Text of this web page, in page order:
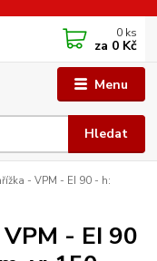
Menu
Hledat
0 ks
za 0 Kč
- VPM - EI 90 - h:
- EI 90